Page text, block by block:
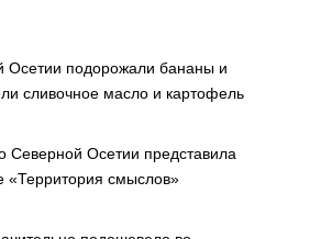
Осетии подорожали бананы и
сливочное масло и картофель
Осетии представила
«Территория смыслов»